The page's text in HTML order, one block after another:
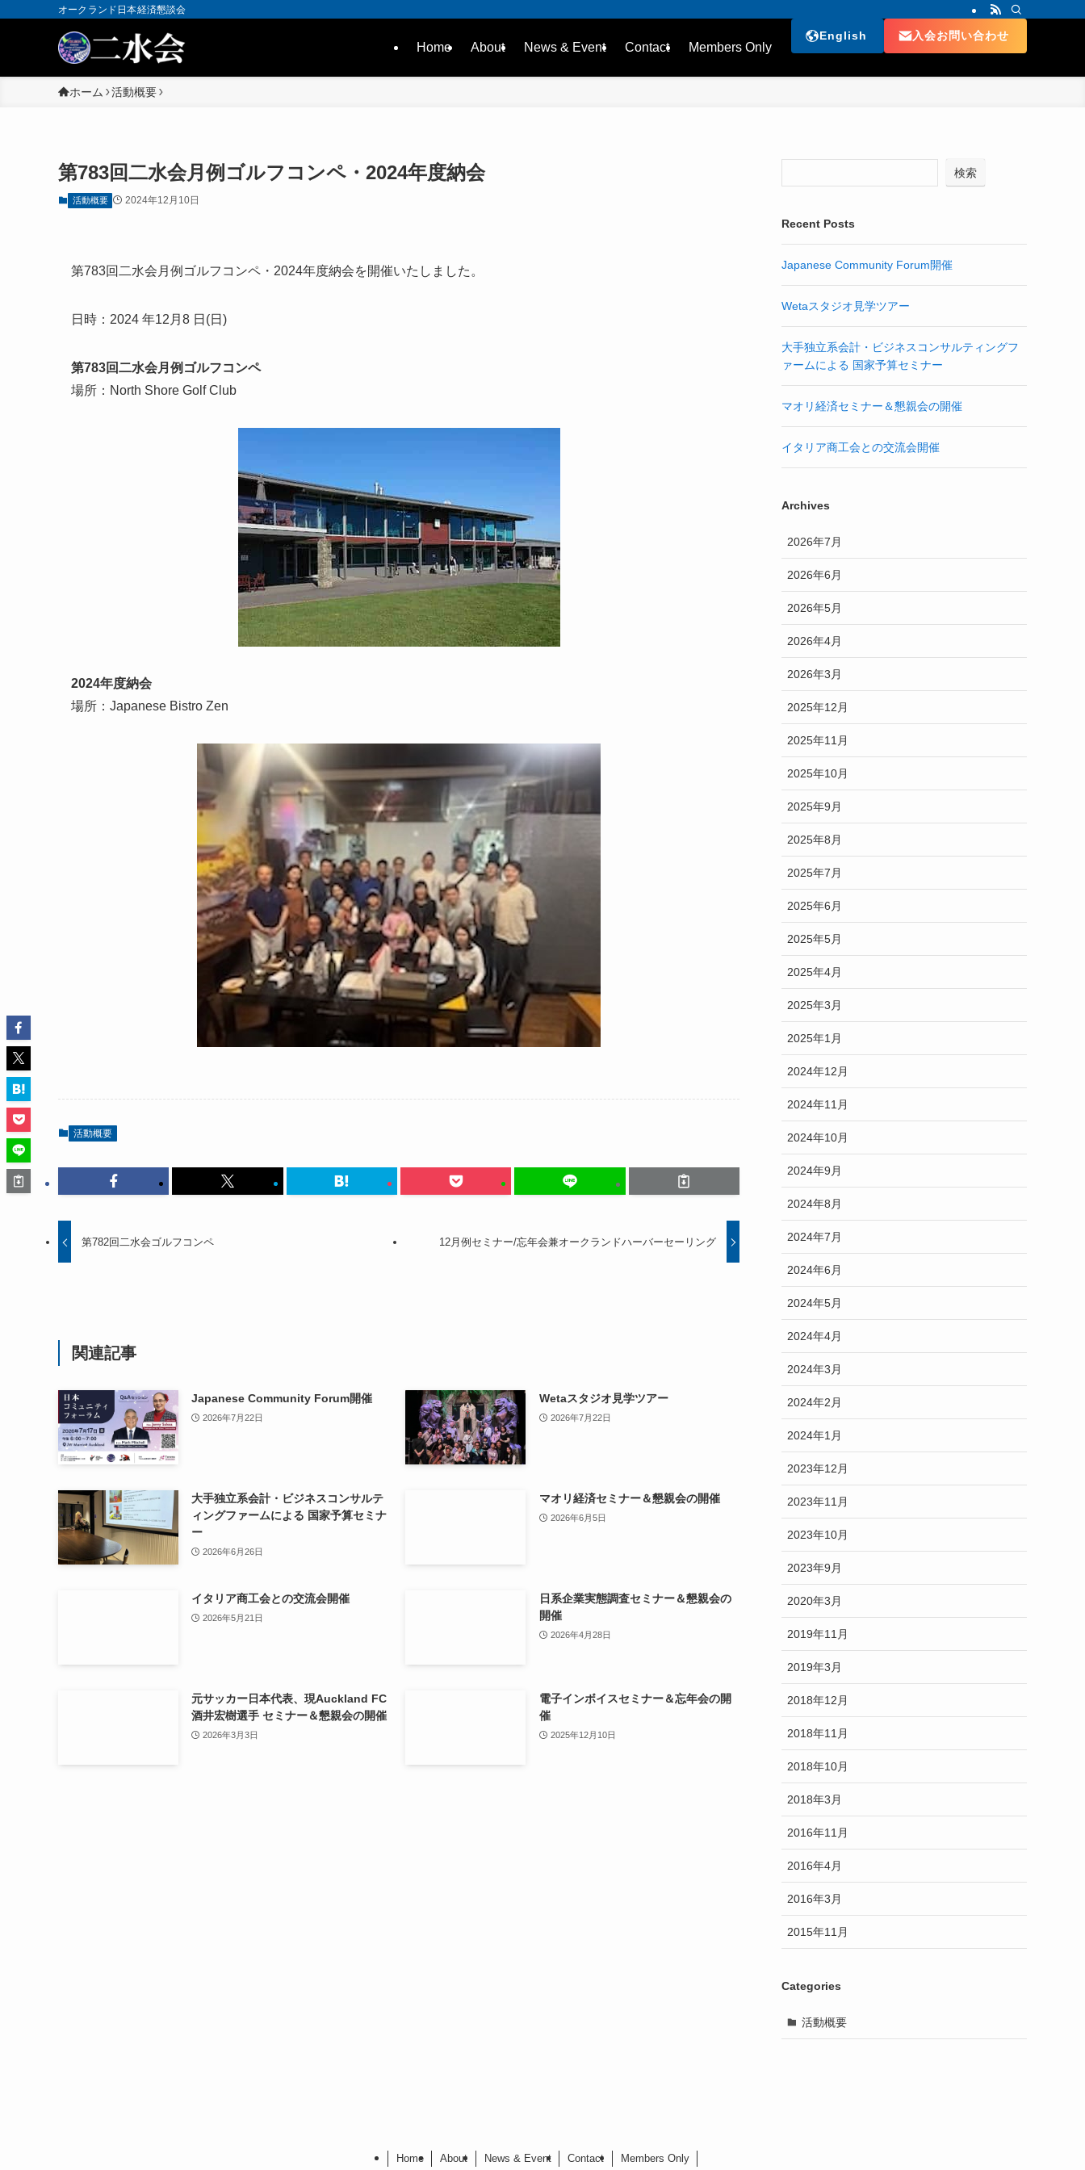
オークランド日本経済懇談会
Home About News & Event Contact Members Only
English 入会お問い合わせ
ホーム 活動概要
第783回二水会月例ゴルフコンペ・2024年度納会
活動概要 2024年12月10日
第783回二水会月例ゴルフコンペ・ 2024年度納会を開催いたしました 。
日時：2024 年12 月8 日 (日 )
第783回二水会月例ゴルフコンペ
場所： North Shore Golf Club
2024年度納会
場所： Japanese Bistro Zen
活動概要
第782回二水会ゴルフコンペ 12月例セミナー/忘年会兼オークランドハーバーセーリング
関連記事
Japanese Community Forum開催
2026年7月22日
Wetaスタジオ見学ツアー
2026年7月22日
大手独立系会計・ビジネスコンサルテ
ィングファームによる 国家予算セミナ
ー
2026年6月26日
マオリ経済セミナー＆懇親会の開催
2026年6月5日
イタリア商工会との交流会開催
2026年5月21日
日系企業実態調査セミナー＆懇親会の
開催
2026年4月28日
元サッカー日本代表、現Auckland FC
酒井宏樹選手 セミナー＆懇親会の開催
2026年3月3日
電子インボイスセミナー＆忘年会の開
催
2025年12月10日
検索
Recent Posts
Japanese Community Forum開催
Wetaスタジオ見学ツアー
大手独立系会計・ビジネスコンサルティングフ
ァームによる 国家予算セミナー
マオリ経済セミナー＆懇親会の開催
イタリア商工会との交流会開催
Archives
2026年7月
2026年6月
2026年5月
2026年4月
2026年3月
2025年12月
2025年11月
2025年10月
2025年9月
2025年8月
2025年7月
2025年6月
2025年5月
2025年4月
2025年3月
2025年1月
2024年12月
2024年11月
2024年10月
2024年9月
2024年8月
2024年7月
2024年6月
2024年5月
2024年4月
2024年3月
2024年2月
2024年1月
2023年12月
2023年11月
2023年10月
2023年9月
2020年3月
2019年11月
2019年3月
2018年12月
2018年11月
2018年10月
2018年3月
2016年11月
2016年4月
2016年3月
2015年11月
Categories
活動概要
Home About News & Event Contact Members Only